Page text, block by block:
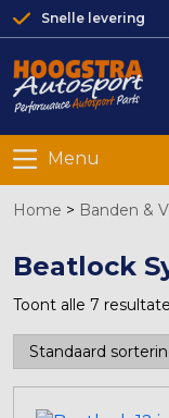
Snelle levering
Menu
Home > Banden &
Beatlock
Toont alle 7